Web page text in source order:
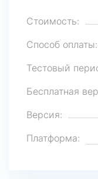
Стоимость:
Способ оплаты:
Тестовый
Бесплатная
Версия:
Платформа: